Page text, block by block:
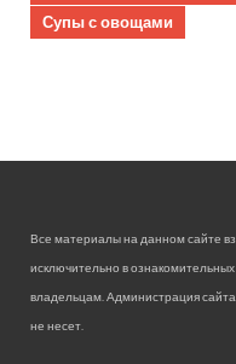
Супы с овощами
Все материалы на данном сайте
исключительно в
владельцам. Администрация
не несет.